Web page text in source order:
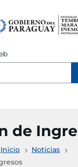
de
Inicio
Noticias